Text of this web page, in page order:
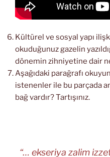
Kültürel ve sosyal yapı
okuduğunuz gazelin
dönemin zihniyetine dair
Aşağıdaki parağrafı
istenenler ile bu parçada
bağ vardır? Tartışınız.
“… ekseriya zalim